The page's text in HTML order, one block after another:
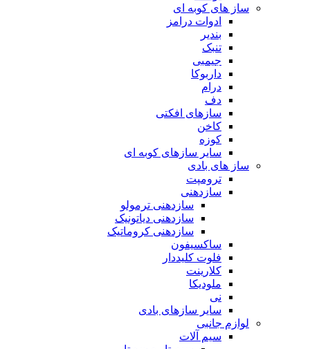
ساز های کوبه ای
ادوات درامز
بندیر
تنبک
جیمبی
داربوکا
درام
دف
سازهای افکتی
کاخن
کوزه
سایر سازهای کوبه ای
ساز های بادی
ترومپت
سازدهنی
سازدهنی ترمولو
سازدهنی دیاتونیک
سازدهنی کروماتیک
ساکسیفون
فلوت کلیددار
کلارینت
ملودیکا
نی
سایر سازهای بادی
لوازم جانبی
سیم آلات